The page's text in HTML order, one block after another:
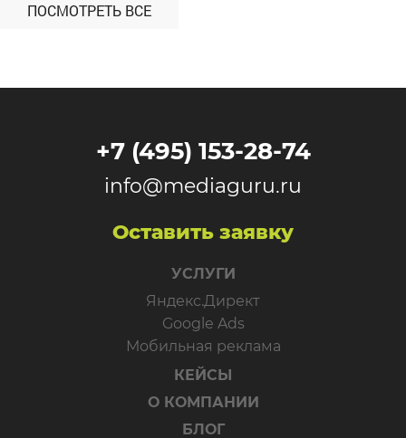
ПОСМОТРЕТЬ ВСЕ
+7 (495) 153-28-74
info@mediaguru.ru
Оставить заявку
УСЛУГИ
Яндекс.Директ
Google Ads
Мобильная реклама
КЕЙСЫ
О КОМПАНИИ
БЛОГ